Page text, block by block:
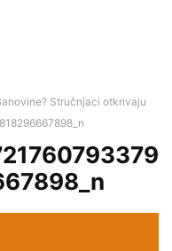
Stručnjaci otkrivaju